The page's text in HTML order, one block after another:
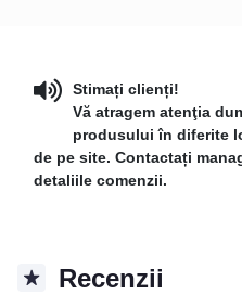
Stimați clienți!
Vă atragem atenţia
produsului în diferite
de pe site. Contactați
detaliile comenzii.
Recenzii